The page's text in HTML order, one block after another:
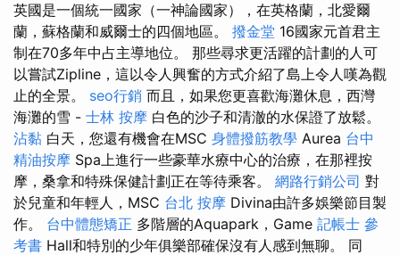
英國是一個統一國家（一神論國家），在英格蘭，北愛爾
蘭，蘇格蘭和威爾士的四個地區。 撥金堂 16國家元首君主
制在70多年中占主導地位。 那些尋求更活躍的計劃的人可
以嘗試Zipline，這以令人興奮的方式介紹了島上令人嘆為觀
止的全景。 seo行銷 而且，如果您更喜歡海灘休息，西灣
海灘的雪 - 士林 按摩 白色的沙子和清澈的水保證了放鬆。
沾黏 白天，您還有機會在MSC 身體撥筋教學 Aurea 台中
精油按摩 Spa上進行一些豪華水療中心的治療，在那裡按
摩，桑拿和特殊保健計劃正在等待乘客。 網路行銷公司 對
於兒童和年輕人，MSC 台北 按摩 Divina由許多娛樂節目製
作。 台中體態矯正 多階層的Aquapark，Game 記帳士 參
考書 Hall和特別的少年俱樂部確保沒有人感到無聊。 同